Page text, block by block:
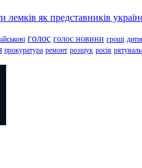
як представників
голос голос новини гроші
прокуратура ремонт розшук росія